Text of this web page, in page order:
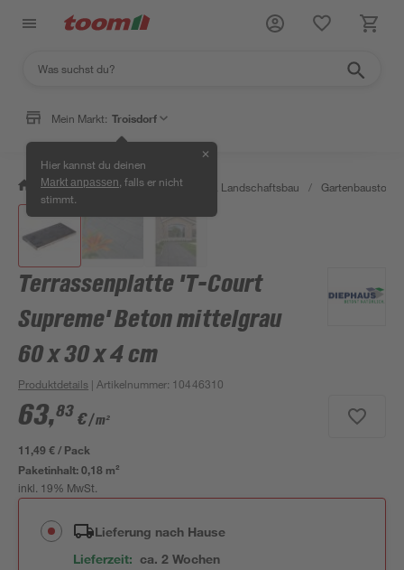
Mein Markt: Troisdorf
Hier kannst du deinen
Markt anpassen , falls er nicht
stimmt.
✕
/ Garten & Freizeit / Gartenbau & Landschaftsbau / Gartenbaustoffe
Terrassenplatte 'T-Court
Supreme' Beton mittelgrau
60 x 30 x 4 cm
Produktdetails | Artikelnummer: 10446310
63,83 €/ m²
11,49 € / Pack
Paketinhalt:0,18 m²
inkl. 19% MwSt.
Lieferung nach Hause
Lieferzeit: ca. 2 Wochen